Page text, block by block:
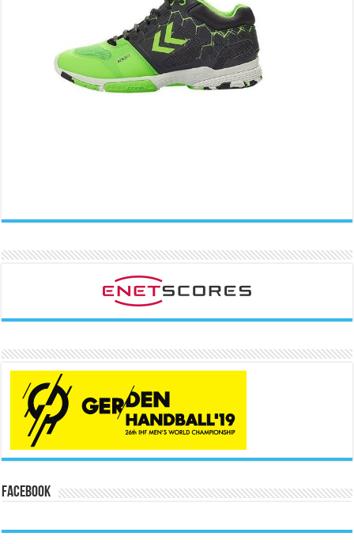
Facebook